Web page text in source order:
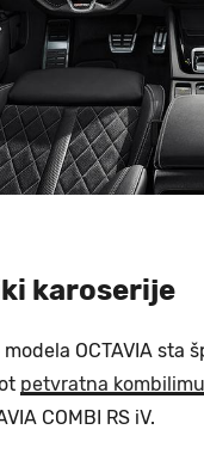
karoserije
OCTAVIA
petvratna
COMBI RS iV.